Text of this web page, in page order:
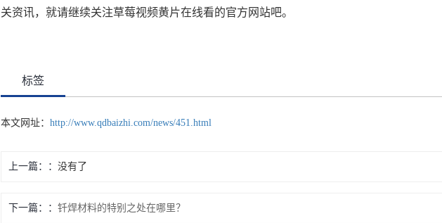
关资讯，就请继续关注草莓视频黄片在线看的官方网站吧。
标签
本文网址： http://www.qdbaizhi.com/news/451.html
上一篇： 没有了
下一篇： 钎焊材料的特别之处在哪里？